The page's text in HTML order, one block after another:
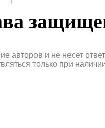
авторов и не несет
только при